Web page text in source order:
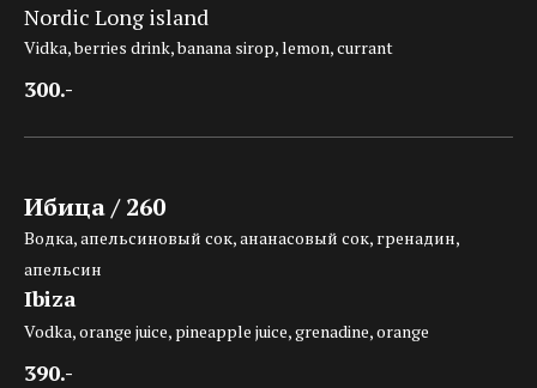
Nordic Long island
Vidka, berries drink, banana sirop, lemon, currant
300.-
Ибица / 260
Водка, апельсиновый сок, ананасовый сок, гренадин,
апельсин
Ibiza
Vodka, orange juice, pineapple juice, grenadine, orange
390.-